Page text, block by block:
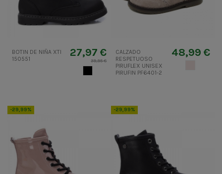
BOTIN DE NIÑA XTI
150551
27,97 €
39,95 €
CALZADO
RESPETUOSO
PIRUFLEX UNISEX
PIRUFIN PF6401-2
48,99 €
-29,99% -29,99%